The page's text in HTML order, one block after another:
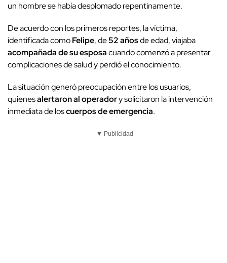
un hombre se había desplomado repentinamente.
De acuerdo con los primeros reportes, la víctima,
identificada comoFelipe, de52 añosde edad, viajaba
acompañada de su esposacuando comenzó a presentar
complicaciones de salud y perdió el conocimiento.
La situación generó preocupación entre los usuarios,
quienesalertaron al operadory solicitaron la intervención
inmediata de loscuerpos de emergencia.
▼ Publicidad